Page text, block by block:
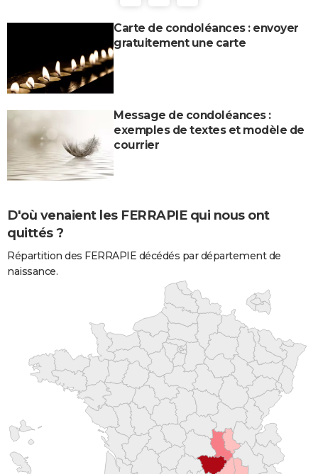
Carte de condoléances : envoyer
gratuitement une carte
Message de condoléances :
exemples de textes et modèle de
courrier
D'où venaient les FERRAPIE qui nous ont
quittés ?
Répartition des FERRAPIE décédés par département de
naissance.